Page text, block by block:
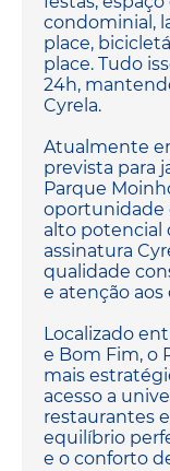
condominial,
place,
place. Tudo
24h,
Cyrela.
Atualmente
prevista para
Parque
oportunidade
alto potencial
assinatura
qualidade
e atenção
Localizado
e Bom Fim, o
mais
acesso a
restaurantes
equilíbrio
e o conforto